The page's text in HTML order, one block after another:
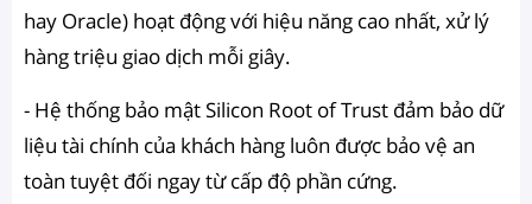
hay Oracle) hoạt động với hiệu năng cao nhất, xử lý
hàng triệu giao dịch mỗi giây.
- Hệ thống bảo mật Silicon Root of Trust đảm bảo dữ
liệu tài chính của khách hàng luôn được bảo vệ an
toàn tuyệt đối ngay từ cấp độ phần cứng.